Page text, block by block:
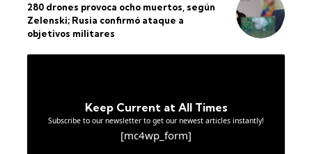
280 drones provoca ocho muertos, según
Zelenski; Rusia confirmó ataque a
objetivos militares
Keep Current at All Times
Subscribe to our newsletter to get our newest articles instantly!
[mc4wp_form]